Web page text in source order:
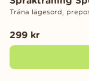
Träna lägesord,
299 kr